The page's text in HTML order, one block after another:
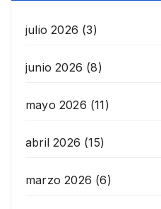
julio 2026 (3)
junio 2026 (8)
mayo 2026 (11)
abril 2026 (15)
marzo 2026 (6)